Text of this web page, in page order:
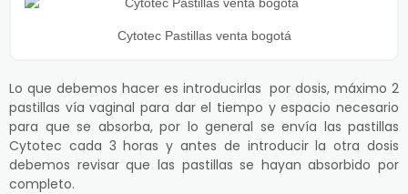
Cytotec Pastillas venta bogotá
Lo que debemos hacer es introducirlas por dosis, máximo 2
pastillas vía vaginal para dar el tiempo y espacio necesario
para que se absorba, por lo general se envía las pastillas
Cytotec cada 3 horas y antes de introducir la otra dosis
debemos revisar que las pastillas se hayan absorbido por
completo.